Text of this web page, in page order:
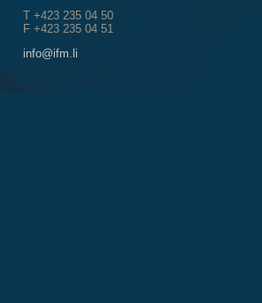
T +423 235 04 50
F +423 235 04 51
info@ifm.li